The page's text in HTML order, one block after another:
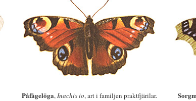
Påfågelöga,Inachis io, art i familjen praktfjärilar.